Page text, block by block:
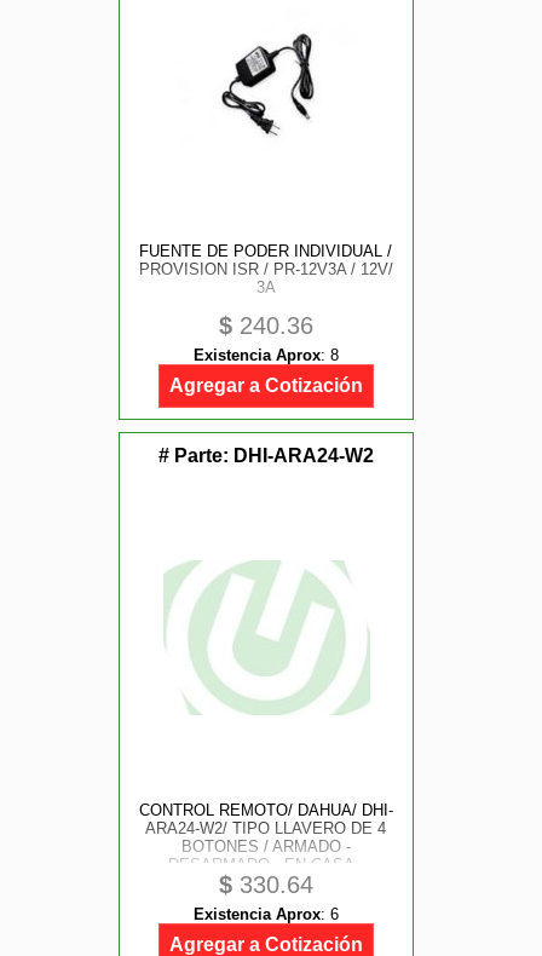
FUENTE DE PODER INDIVIDUAL /
PROVISION ISR / PR-12V3A / 12V/
3A
$ 240.36
Existencia Aprox: 8
Agregar a Cotización
# Parte: DHI-ARA24-W2
CONTROL REMOTO/ DAHUA/ DHI-
ARA24-W2/ TIPO LLAVERO DE 4
BOTONES / ARMADO -
DESARMADO - EN CASA -
EMERGENCIA / FUNCION DE
SALTO DE FRECUENCIA / LED
INDICADOR DE ESTADO COLOR
ROJO O VERDE
$ 330.64
Existencia Aprox: 6
Agregar a Cotización